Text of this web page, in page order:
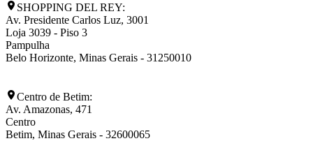
SHOPPING DEL REY:
Av. Presidente Carlos Luz, 3001
Loja 3039 - Piso 3
Pampulha
Belo Horizonte, Minas Gerais - 31250010
Centro de Betim:
Av. Amazonas, 471
Centro
Betim, Minas Gerais - 32600065